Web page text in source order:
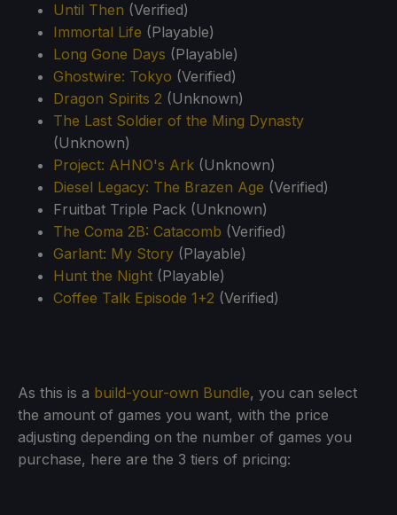
Until Then (Verified)
Immortal Life (Playable)
Long Gone Days (Playable)
Ghostwire: Tokyo (Verified)
Dragon Spirits 2 (Unknown)
The Last Soldier of the Ming Dynasty
(Unknown)
Project: AHNO's Ark (Unknown)
Diesel Legacy: The Brazen Age (Verified)
Fruitbat Triple Pack (Unknown)
The Coma 2B: Catacomb (Verified)
Garlant: My Story (Playable)
Hunt the Night (Playable)
Coffee Talk Episode 1+2 (Verified)
As this is a build-your-own Bundle, you can select
the amount of games you want, with the price
adjusting depending on the number of games you
purchase, here are the 3 tiers of pricing: